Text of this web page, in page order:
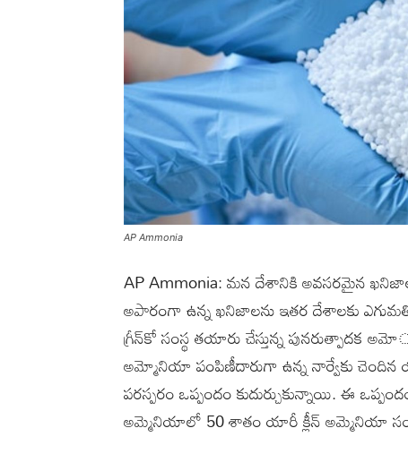
AP Ammonia
AP Ammonia: మన దేశానికి అవసరమైన
అపారంగా ఉన్న ఖనిజాలను ఇతర దేశాలకు
గ్రీన్‌కో సంస్థ తయారు చేస్తున్న పునరుత్పాదక
అమ్మోనియా పంపిణీదారుగా ఉన్న నార్వేకు చెందిన
పరస్పరం ఒప్పందం కుదుర్చుకున్నాయి. ఈ
అమ్మెనియాలో 50 శాతం యారీ క్లీన్‌ అమ్మెనియా